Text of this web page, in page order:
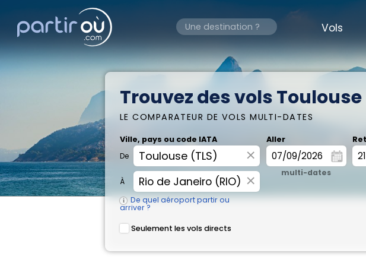
Vols
Trouvez des vols
LE COMPARATEUR DE VOLS MULTI-DATES
Ville, pays ou code IATA
De ×
À ×
De quel aéroport partir ou
arriver ?
Seulement les vols directs
Aller
multi-dates